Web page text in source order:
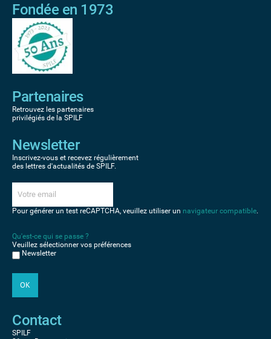
Fondée en 1973
Partenaires
Retrouvez les partenaires
privilégiés de la SPILF
Newsletter
Inscrivez-vous et recevez régulièrement
des lettres d'actualités de SPILF.
Pour générer un test reCAPTCHA, veuillez utiliser un navigateur compatible.
Qu'est-ce qui se passe ?
Veuillez sélectionner vos préférences
Newsletter
Contact
SPILF